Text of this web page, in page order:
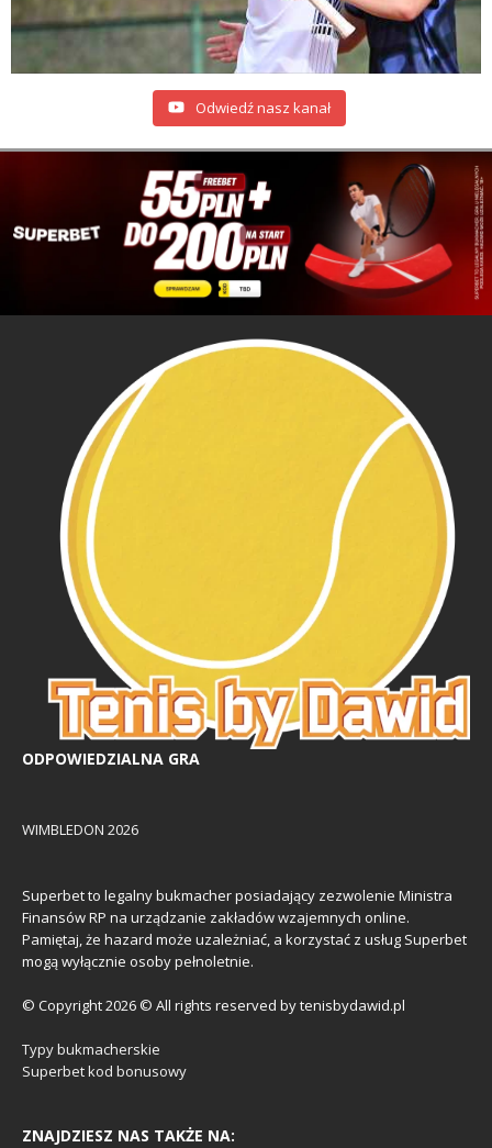
Odwiedź nasz kanał
ODPOWIEDZIALNA GRA
WIMBLEDON 2026
Superbet to legalny bukmacher posiadający zezwolenie Ministra
Finansów RP na urządzanie zakładów wzajemnych online.
Pamiętaj, że hazard może uzależniać, a korzystać z usług Superbet
mogą wyłącznie osoby pełnoletnie.
© Copyright 2026 © All rights reserved by tenisbydawid.pl
Typy bukmacherskie
Superbet kod bonusowy
ZNAJDZIESZ NAS TAKŻE NA: